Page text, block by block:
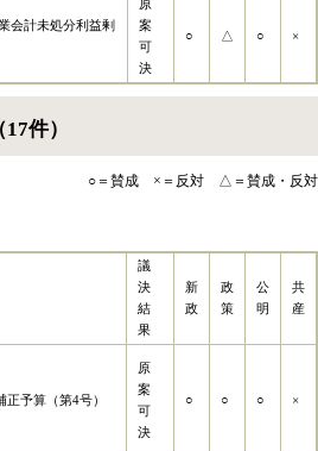
会計未処分利益剰
原
案
可
決
○ △ ○ ×
件）
○＝賛成 ×＝反対 △＝賛成・反対
議
決
結
果
新
政
政
策
公
明
共
産
予算（第4号）
原
案
可
決
○ ○ ○ ×